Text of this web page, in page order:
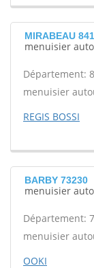
MIRABEAU
menuisier
Département:
menuisier
REGIS BOSSI
BARBY 73230
menuisier
Département:
menuisier
OOKI